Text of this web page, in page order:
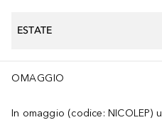
ESTATE
OMAGGIO
In omaggio (codice: NICOLEP)